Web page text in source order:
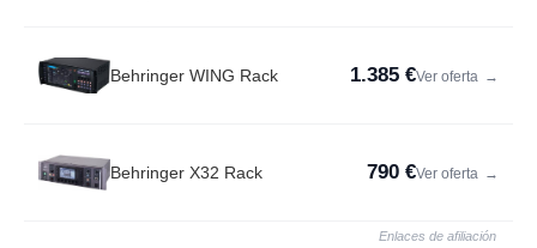
Behringer WING Rack 1.385 €Ver oferta →
Behringer X32 Rack 790 €Ver oferta →
Enlaces de afiliación